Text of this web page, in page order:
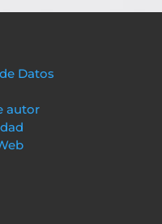
Datos
autor